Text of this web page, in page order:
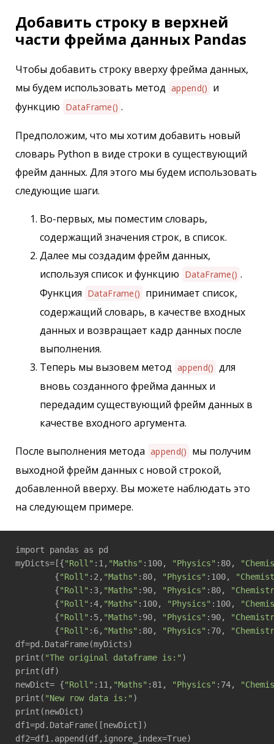
Добавить строку в верхней
части фрейма данных Pandas
Чтобы добавить строку вверху фрейма данных,
мы будем использовать метод append() и
функцию DataFrame() .
Предположим, что мы хотим добавить новый
словарь Python в виде строки в существующий
фрейм данных. Для этого мы будем использовать
следующие шаги.
Во-первых, мы поместим словарь,
содержащий значения строк, в список.
Далее мы создадим фрейм данных,
используя список и функцию DataFrame() .
Функция DataFrame() принимает список,
содержащий словарь, в качестве входных
данных и возвращает кадр данных после
выполнения.
Теперь мы вызовем метод append() для
вновь созданного фрейма данных и
передадим существующий фрейм данных в
качестве входного аргумента.
После выполнения метода append() мы получим
выходной фрейм данных с новой строкой,
добавленной вверху. Вы можете наблюдать это
на следующем примере.
import pandas as pd
myDicts=[{"Roll" :1, "Maths" :100, "Physics" :80,
        {
"Roll" :2, "Maths" :80, "Physics" :100,
        {
"Roll" :3, "Maths" :90, "Physics" :80,
        {
"Roll" :4, "Maths" :100, "Physics" :100,
        {
"Roll" :5, "Maths" :90, "Physics" :90,
        {
"Roll" :6, "Maths" :80, "Physics" :70,
df=pd.DataFrame(myDicts)
print( "The original dataframe is:" )
print(df)
newDict= {"Roll" :11, "Maths" :81, "Physics" :74,
print( "New row data is:" )
print(newDict)
df1=pd.DataFrame([newDict])
df2=df1.append(df,ignore_index=True)